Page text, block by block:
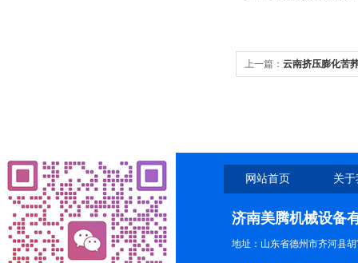
上一篇： 云南挤压膨化苦
网站首页 关
济南美腾机械设备
地址：山东省德州市齐河县